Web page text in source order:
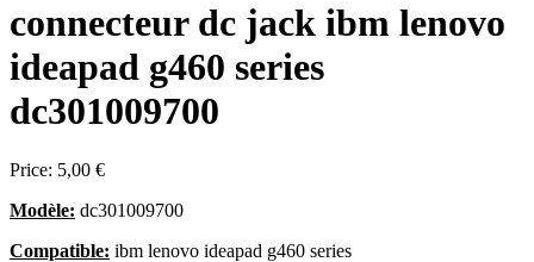
connecteur dc jack ibm lenovo
ideapad g460 series
dc301009700
Price: 5,00 €
Modèle: dc301009700
Compatible: ibm lenovo ideapad g460 series